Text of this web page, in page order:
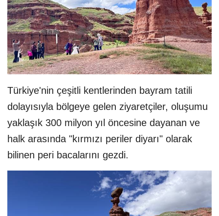
Türkiye'nin çeşitli kentlerinden bayram tatili
dolayısıyla bölgeye gelen ziyaretçiler, oluşumu
yaklaşık 300 milyon yıl öncesine dayanan ve
halk arasında "kırmızı periler diyarı" olarak
bilinen peri bacalarını gezdi.